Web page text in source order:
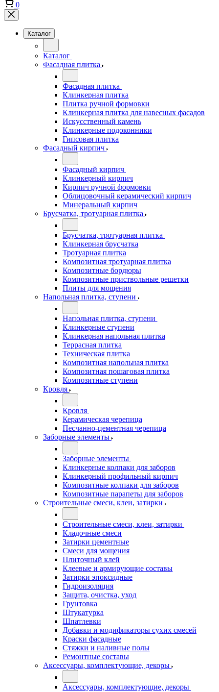
0
Каталог
Каталог
Фасадная плитка
Фасадная плитка
Клинкерная плитка
Плитка ручной формовки
Клинкерная плитка для навесных фасадов
Искусственный камень
Клинкерные подоконники
Гипсовая плитка
Фасадный кирпич
Фасадный кирпич
Клинкерный кирпич
Кирпич ручной формовки
Облицовочный керамический кирпич
Минеральный кирпич
Брусчатка, тротуарная плитка
Брусчатка, тротуарная плитка
Клинкерная брусчатка
Тротуарная плитка
Композитная тротуарная плитка
Композитные бордюры
Композитные приствольные решетки
Плиты для мощения
Напольная плитка, ступени
Напольная плитка, ступени
Клинкерные ступени
Клинкерная напольная плитка
Террасная плитка
Техническая плитка
Композитная напольная плитка
Композитная пошаговая плитка
Композитные ступени
Кровля
Кровля
Керамическая черепица
Песчанно-цементная черепица
Заборные элементы
Заборные элементы
Клинкерные колпаки для заборов
Клинкерный профильный кирпич
Композитные колпаки для заборов
Композитные парапеты для заборов
Строительные смеси, клеи, затирки
Строительные смеси, клеи, затирки
Кладочные смеси
Затирки цементные
Смеси для мощения
Плиточный клей
Клеевые и армирующие составы
Затирки эпоксидные
Гидроизоляция
Защита, очистка, уход
Грунтовка
Штукатурка
Шпатлевки
Добавки и модификаторы сухих смесей
Краски фасадные
Стяжки и наливные полы
Ремонтные составы
Аксессуары, комплектующие, декоры
Аксессуары, комплектующие, декоры